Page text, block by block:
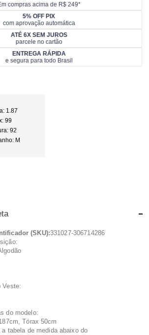
compras acima de R$ 249*
5% OFF PIX
com aprovação automática
ATÉ 6X SEM JUROS
parcele no cartão
ENTREGA RÁPIDA
e segura para todo Brasil
1.87
99
92
M
(SKU):331027-306714286
Veste:
do modelo:
Tórax 50cm
a tabela de medida abaixo do